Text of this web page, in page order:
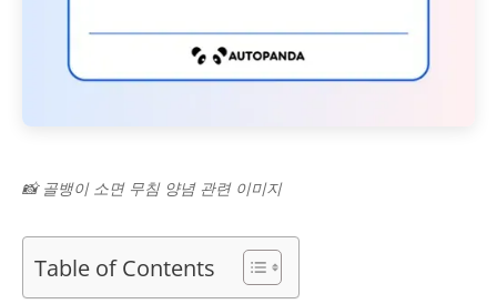
📸 골뱅이 소면 무침 양념 관련 이미지
Table of Contents